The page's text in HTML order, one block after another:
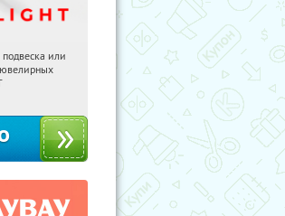
Получили:
или